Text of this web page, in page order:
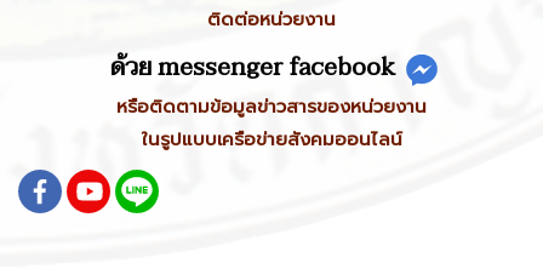
ติดต่อหน่วยงาน
ด้วย messenger facebook
หรือติดตามข้อมูลข่าวสารของหน่วยงาน
ในรูปแบบเครือข่ายสังคมออนไลน์